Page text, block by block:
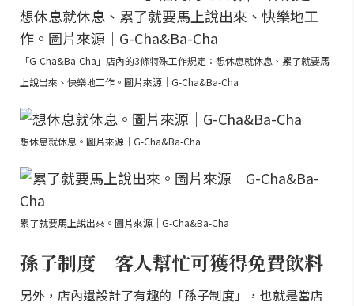
「G-Cha&Ba-Cha」店內的3條特殊工作規定：想休息就休息、累了就要馬
上說出來、快樂地工作。圖片來源｜G-Cha&Ba-Cha
想休息就休息。圖片來源｜G-Cha&Ba-Cha
累了就要馬上說出來。圖片來源｜G-Cha&Ba-Cha
孫子制度 客人幫忙可獲得免費飲料
另外，店內還設計了有趣的「孫子制度」，也就是當店